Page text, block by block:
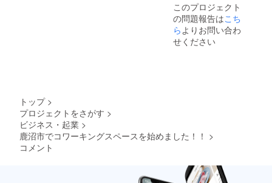
る、個
人的に
めちゃ
くちゃ
好きな
れてみ
新たな
魅力を
このプロジェクト
の問題報告はこち
らよりお問い合わ
せください
トップ >
プロジェクトをさがす >
ビジネス・起業 >
鹿沼市でコワーキングスペースを始めました！！ >
コメント